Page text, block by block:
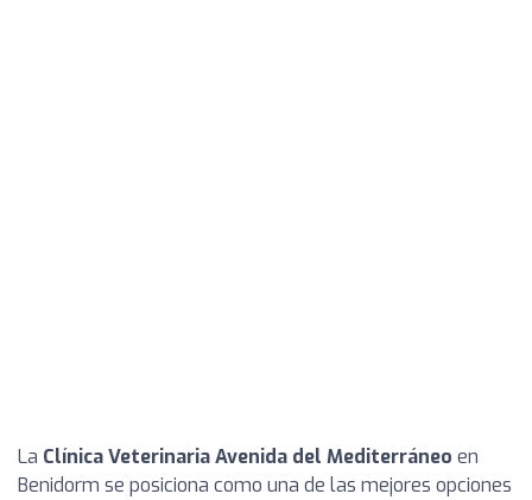
La Clínica Veterinaria Avenida del Mediterráneo en
Benidorm se posiciona como una de las mejores opciones